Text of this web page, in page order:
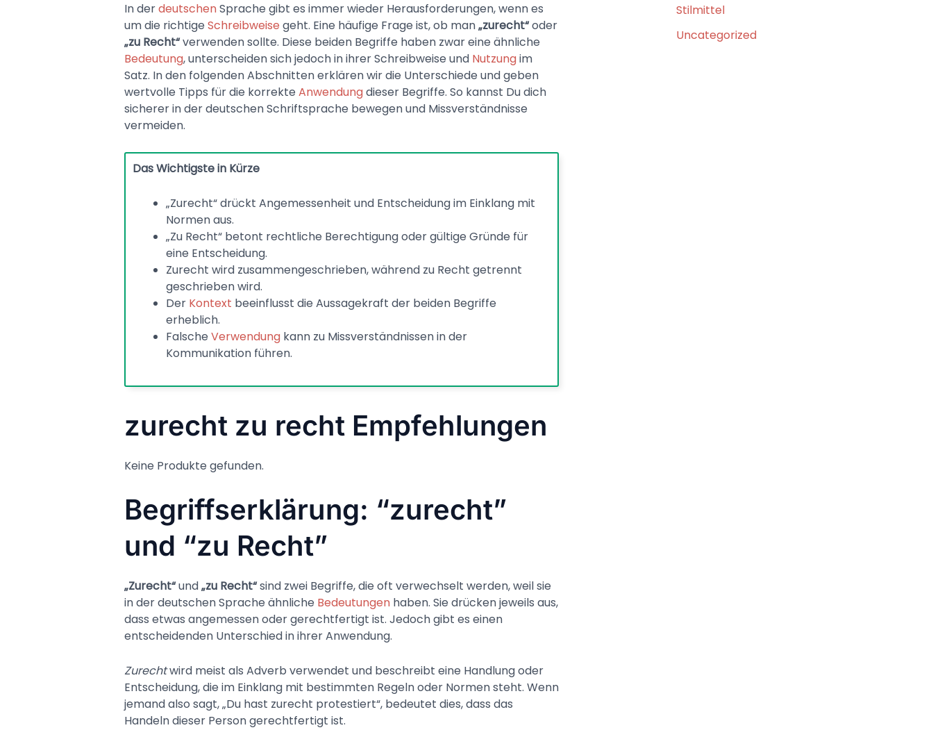
In derdeutschenSprache gibt es immer wieder Herausforderungen, wenn es
um die richtige Schreibweise geht. Eine häufige Frage ist, ob man„zurecht“oder
„zu Recht“verwenden sollte. Diese beiden Begriffe haben zwar eine ähnliche
Bedeutung, unterscheiden sich jedoch in ihrer Schreibweise und Nutzungim
Satz. In den folgenden Abschnitten erklären wir die Unterschiede und geben
wertvolle Tipps für die korrekte Anwendungdieser Begriffe. So kannst Du dich
sicherer in der deutschen Schriftsprache bewegen und Missverständnisse
vermeiden.
Das Wichtigste in Kürze
„Zurecht“ drückt Angemessenheit und Entscheidung im Einklang mit
Normen aus.
„Zu Recht“ betont rechtliche Berechtigung oder gültige Gründe für
eine Entscheidung.
Zurecht wird zusammengeschrieben, während zu Recht getrennt
geschrieben wird.
Der Kontext beeinflusst die Aussagekraft der beiden Begriffe
erheblich.
Falsche Verwendungkann zu Missverständnissen in der
Kommunikation führen.
zurecht zu recht Empfehlungen
Keine Produkte gefunden.
Begriffserklärung: “zurecht”
und “zu Recht”
„Zurecht“und„zu Recht“sind zwei Begriffe, die oft verwechselt werden, weil sie
in der deutschen Sprache ähnliche Bedeutungenhaben. Sie drücken jeweils aus,
dass etwas angemessen oder gerechtfertigt ist. Jedoch gibt es einen
entscheidenden Unterschied in ihrer Anwendung.
Zurechtwird meist als Adverb verwendet und beschreibt eine Handlung oder
Entscheidung, die im Einklang mit bestimmten Regeln oder Normen steht. Wenn
jemand also sagt, „Du hast zurecht protestiert“, bedeutet dies, dass das
Handeln dieser Person gerechtfertigt ist.
Stilmittel
Uncategorized